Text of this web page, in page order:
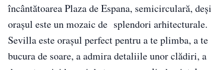
încântătoarea Plaza de Espana, semicirculară, deși
orașul este un mozaic de splendori arhitecturale.
Sevilla este orașul perfect pentru a te plimba, a te
bucura de soare, a admira detaliile unor clădiri, a